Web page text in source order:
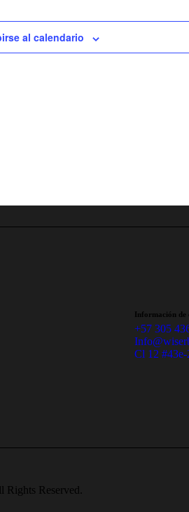
al calendario
Información de
+57 305
Cl 12
Reserved.